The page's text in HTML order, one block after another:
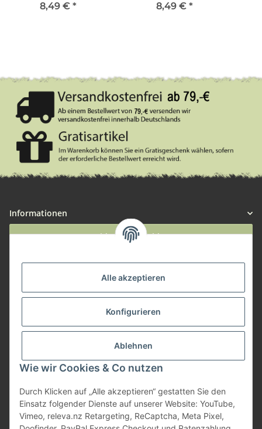
Alle akzeptieren
Konfigurieren
Ablehnen
Wie wir Cookies & Co nutzen
Durch Klicken auf „Alle akzeptieren“ gestatten Sie den
Einsatz folgender Dienste auf unserer Website: YouTube,
Vimeo, releva.nz Retargeting, ReCaptcha, Meta Pixel,
8,49 € *
150g
8,49 € *
Informationen
Widerruf anmelden
Herstellerinformationen